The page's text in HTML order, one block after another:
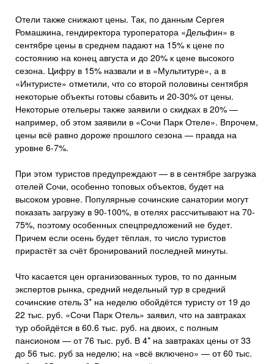
Отели также снижают цены. Так, по данным Сергея
Ромашкина, гендиректора туроператора «Дельфин» в
сентябре цены в среднем падают на 15% к цене по
состоянию на конец августа и до 20% к цене высокого
сезона. Цифру в 15% назвали и в «Мультитуре», а в
«Интуристе» отметили, что со второй половины сентября
некоторые объекты готовы сбавить и 20-30% от цены.
Некоторые отельеры также заявили о скидках в 20% —
например, об этом заявили в «Сочи Парк Отеле». Впрочем,
цены всё равно дороже прошлого сезона — правда на
уровне 6-7%.
При этом туристов предупреждают — в в сентябре загрузка
отелей Сочи, особенно топовых объектов, будет на
высоком уровне. Популярные сочинские санатории могут
показать загрузку в 90-100%, в отелях рассчитывают на 70-
75%, поэтому особенных спецпредложений не будет.
Причем если осень будет тёплая, то число туристов
прирастёт за счёт бронирований последней минуты.
Что касается цен организованных туров, то по данным
экспертов рынка, средний недельный тур в средний
сочинские отель 3* на неделю обойдётся туристу от 19 до
22 тыс. руб. «Сочи Парк Отель» заявил, что на завтраках
тур обойдётся в 60.6 тыс. руб. на двоих, с полным
пансионом — от 76 тыс. руб. В 4* на завтраках цены от 33
до 56 тыс. руб за неделю; на «всё включено» — от 60 тыс.